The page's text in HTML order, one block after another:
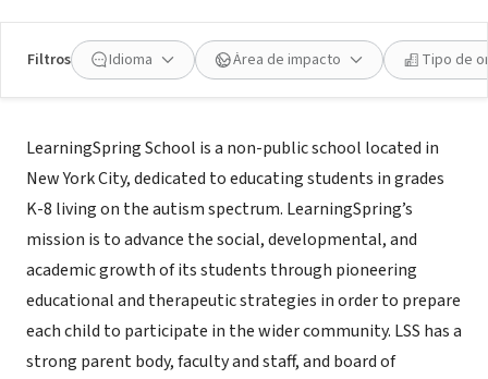
Filtros Idioma Área de impacto Tipo de
Acerca de
LearningSpring School is a non-public school located in
New York City, dedicated to educating students in grades
K-8 living on the autism spectrum. LearningSpring’s
mission is to advance the social, developmental, and
academic growth of its students through pioneering
educational and therapeutic strategies in order to prepare
each child to participate in the wider community. LSS has a
strong parent body, faculty and staff, and board of